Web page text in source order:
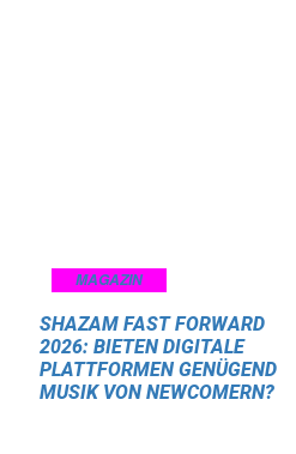
MAGAZIN
SHAZAM FAST FORWARD
2026: BIETEN DIGITALE
PLATTFORMEN GENÜGEND
MUSIK VON NEWCOMERN?